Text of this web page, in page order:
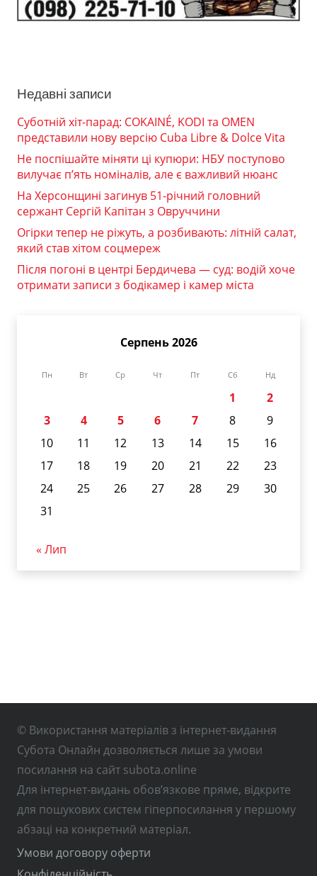
Недавні записи
Суботній хіт-парад: COKAINÉ, KODI та OMEN
представили нову версію Cuba Libre & Dolce Vita
Не поспішайте міняти ці купюри: НБУ поступово
вилучає п’ять номіналів, але є важливий нюанс
На Херсонщині загинув 51-річний головний
сержант Сергій Капітан з Овруччини
Огірки тепер не ріжуть, а розбивають: літній салат,
який став хітом соцмереж
Після погоні в центрі Бердичева — суд: водій хоче
отримати записи з бодікамер і камер міста
Серпень 2026
Пн Вт Ср Чт Пт Сб Нд
1
2
3
4 5 6 7 8
9
10
11 12 13 14 15
16
17
18 19 20 21 22
23
24
25 26 27 28 29
30
31
« Лип
© Використання матеріалів з інтернет-видання
Субота Онлайн дозволяється лише за умови
посилання на сайт subota.online
Для інтернет-видань обов’язкове пряме, відкрите
для пошукових систем гіперпосилання у першому
абзаці на конкретний матеріал.
Умови договору оферти